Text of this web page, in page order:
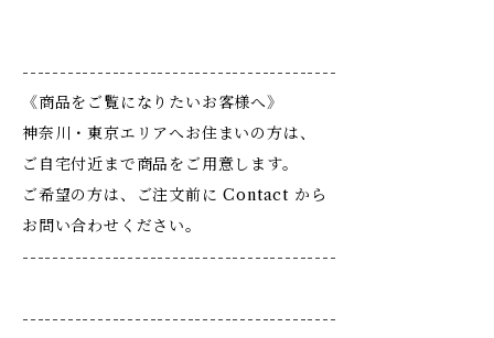
------------------------------------------
《商品をご覧になりたいお客様へ》
神奈川・東京エリアへお住まいの方は、
ご自宅付近まで商品をご用意します。
ご希望の方は、ご注文前に Contact から
お問い合わせください。
------------------------------------------
------------------------------------------